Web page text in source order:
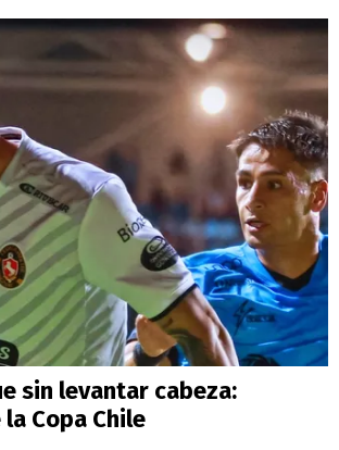
sin levantar cabeza:
Copa Chile